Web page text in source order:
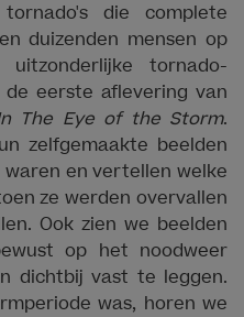
die complete
duizenden mensen op
tornado-
eerste aflevering van
The Eye of the Storm.
zelfgemaakte beelden
en vertellen welke
ze werden overvallen
Ook zien we beelden
op het noodweer
dichtbij vast te leggen.
was, horen we